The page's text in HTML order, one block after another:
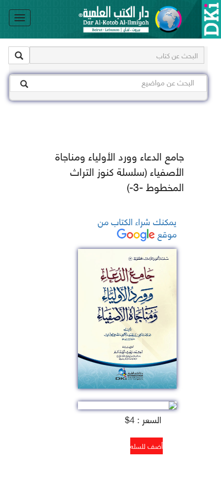
جامع الدعاء وورد الأولياء ومناجاة
الأصفياء (سلسلة كنوز التراث
المخطوط -3-)
يمكنك شراء الكتاب من
موقع
السعر : 4$